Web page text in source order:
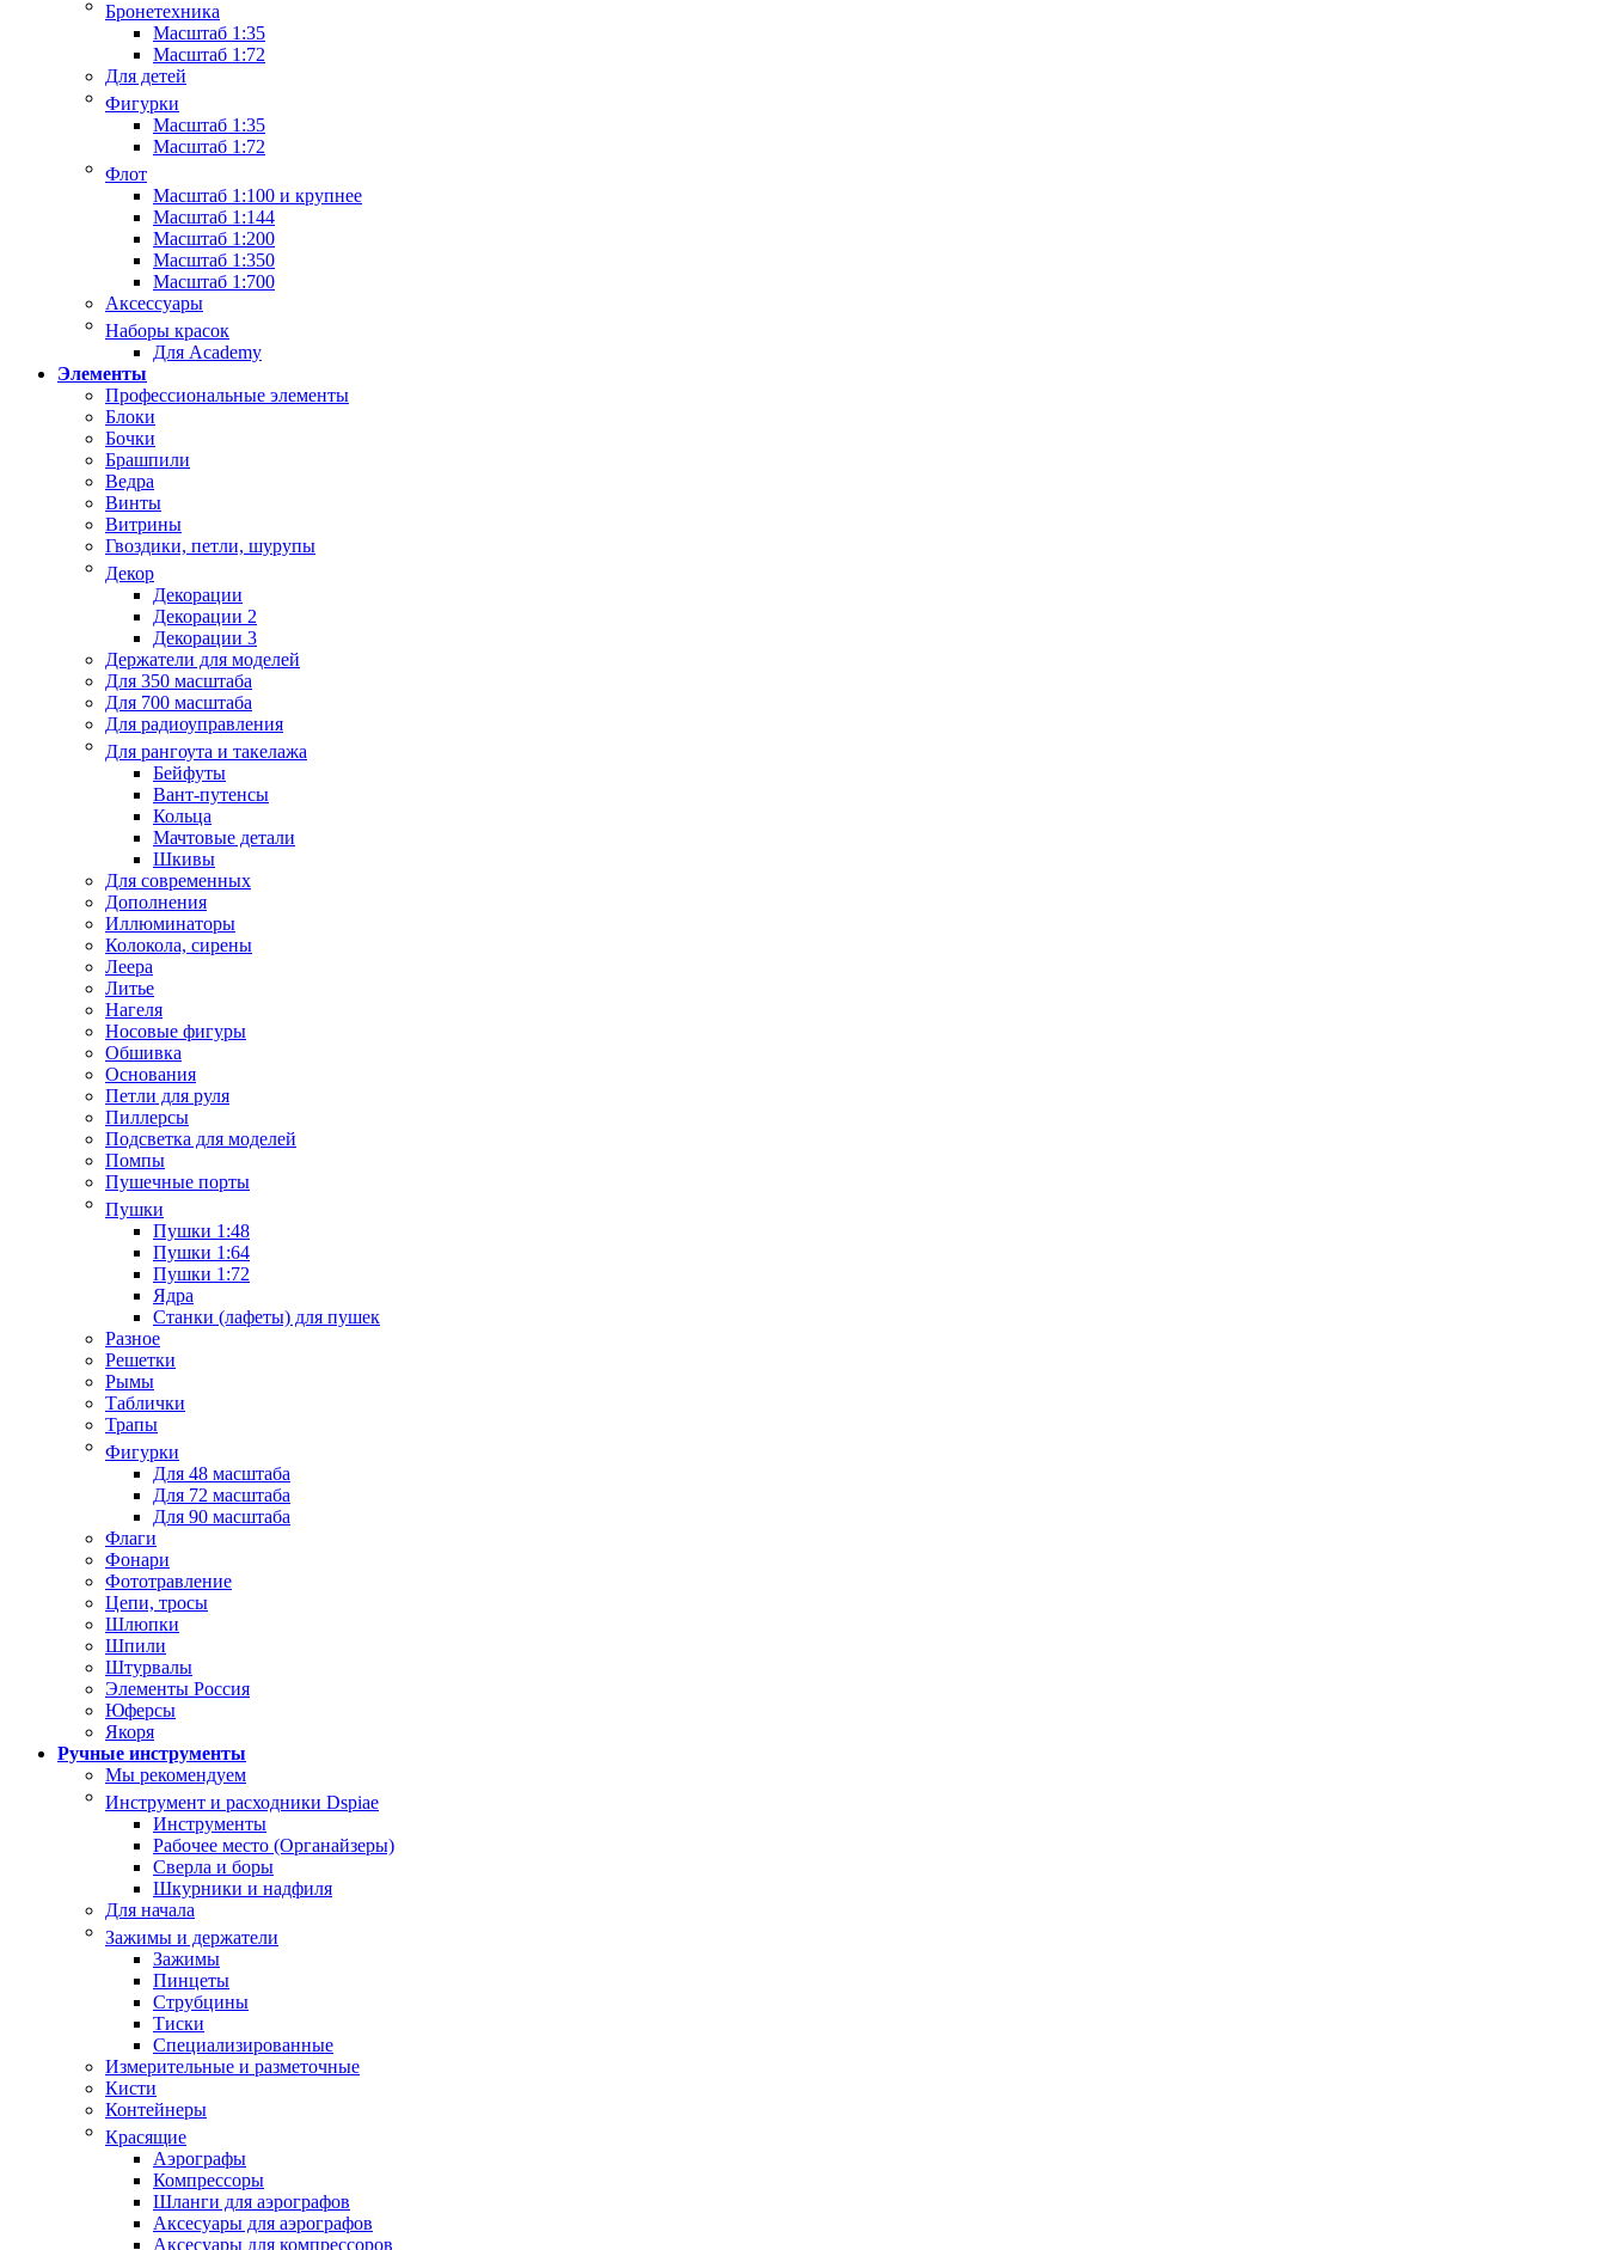
Бронетехника
Масштаб 1:35
Масштаб 1:72
Для детей
Фигурки
Масштаб 1:35
Масштаб 1:72
Флот
Масштаб 1:100 и крупнее
Масштаб 1:144
Масштаб 1:200
Масштаб 1:350
Масштаб 1:700
Аксессуары
Наборы красок
Для Academy
Элементы
Профессиональные элементы
Блоки
Бочки
Брашпили
Ведра
Винты
Витрины
Гвоздики, петли, шурупы
Декор
Декорации
Декорации 2
Декорации 3
Держатели для моделей
Для 350 масштаба
Для 700 масштаба
Для радиоуправления
Для рангоута и такелажа
Бейфуты
Вант-путенсы
Кольца
Мачтовые детали
Шкивы
Для современных
Дополнения
Иллюминаторы
Колокола, сирены
Леера
Литье
Нагеля
Носовые фигуры
Обшивка
Основания
Петли для руля
Пиллерсы
Подсветка для моделей
Помпы
Пушечные порты
Пушки
Пушки 1:48
Пушки 1:64
Пушки 1:72
Ядра
Станки (лафеты) для пушек
Разное
Решетки
Рымы
Таблички
Трапы
Фигурки
Для 48 масштаба
Для 72 масштаба
Для 90 масштаба
Флаги
Фонари
Фототравление
Цепи, тросы
Шлюпки
Шпили
Штурвалы
Элементы Россия
Юферсы
Якоря
Ручные инструменты
Мы рекомендуем
Инструмент и расходники Dspiae
Инструменты
Рабочее место (Органайзеры)
Сверла и боры
Шкурники и надфиля
Для начала
Зажимы и держатели
Зажимы
Пинцеты
Струбцины
Тиски
Специализированные
Измерительные и разметочные
Кисти
Контейнеры
Красящие
Аэрографы
Компрессоры
Шланги для аэрографов
Аксесуары для аэрографов
Аксесуары для компрессоров